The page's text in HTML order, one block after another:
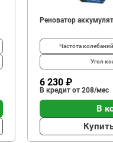
Реноватор
Частота
Угол
6 230 ₽
В кредит от 208/мес
В